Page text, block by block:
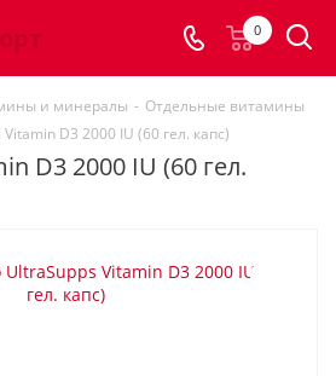
0
и минералы - Отдельные витамины
D3 2000 IU (60 гел. капс)
D3 2000 IU (60 гел.